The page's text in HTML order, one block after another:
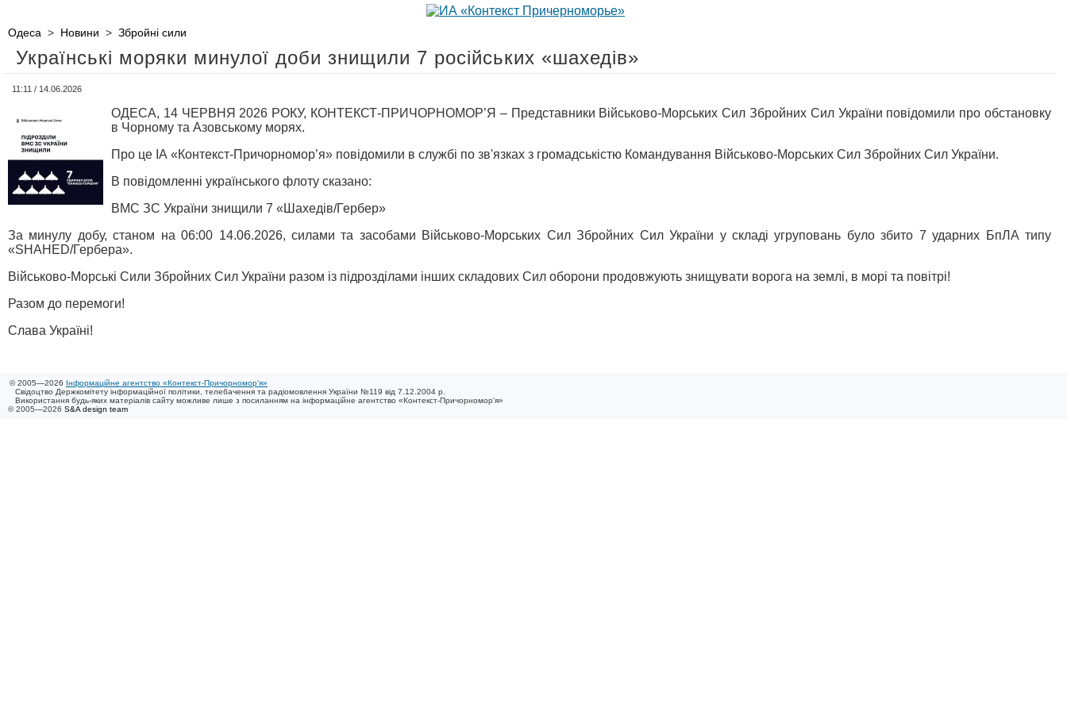
Одеса > Новини > Збройні сили
Українські моряки минулої доби знищили 7 російських «шахедів»
11:11 / 14.06.2026
ОДЕСА, 14 ЧЕРВНЯ 2026 РОКУ, КОНТЕКСТ-ПРИЧОРНОМОР’Я – Представники Військово-Морських Сил Збройних Сил України повідомили про обстановку
в Чорному та Азовському морях.
Про це ІА «Контекст-Причорномор’я» повідомили в службі по зв'язках з громадськістю Командування Військово-Морських Сил Збройних Сил України.
В повідомленні українського флоту сказано:
ВМС ЗС України знищили 7 «Шахедів/Гербер»
За минулу добу, станом на 06:00 14.06.2026, силами та засобами Військово-Морських Сил Збройних Сил України у складі угруповань було збито 7 ударних БпЛА типу
«SHAHED/Гербера».
Військово-Морські Сили Збройних Сил України разом із підрозділами інших складових Сил оборони продовжують знищувати ворога на землі, в морі та повітрі!
Разом до перемоги!
Слава Україні!
© 2005—2026 Інформаційне агентство «Контекст-Причорномор'я»
Свідоцтво Держкомітету інформаційної політики, телебачення та радіомовлення України №119 від 7.12.2004 р.
Використання будь-яких матеріалів сайту можливе лише з посиланням на інформаційне агентство «Контекст-Причорномор'я»
© 2005—2026 S&A design team